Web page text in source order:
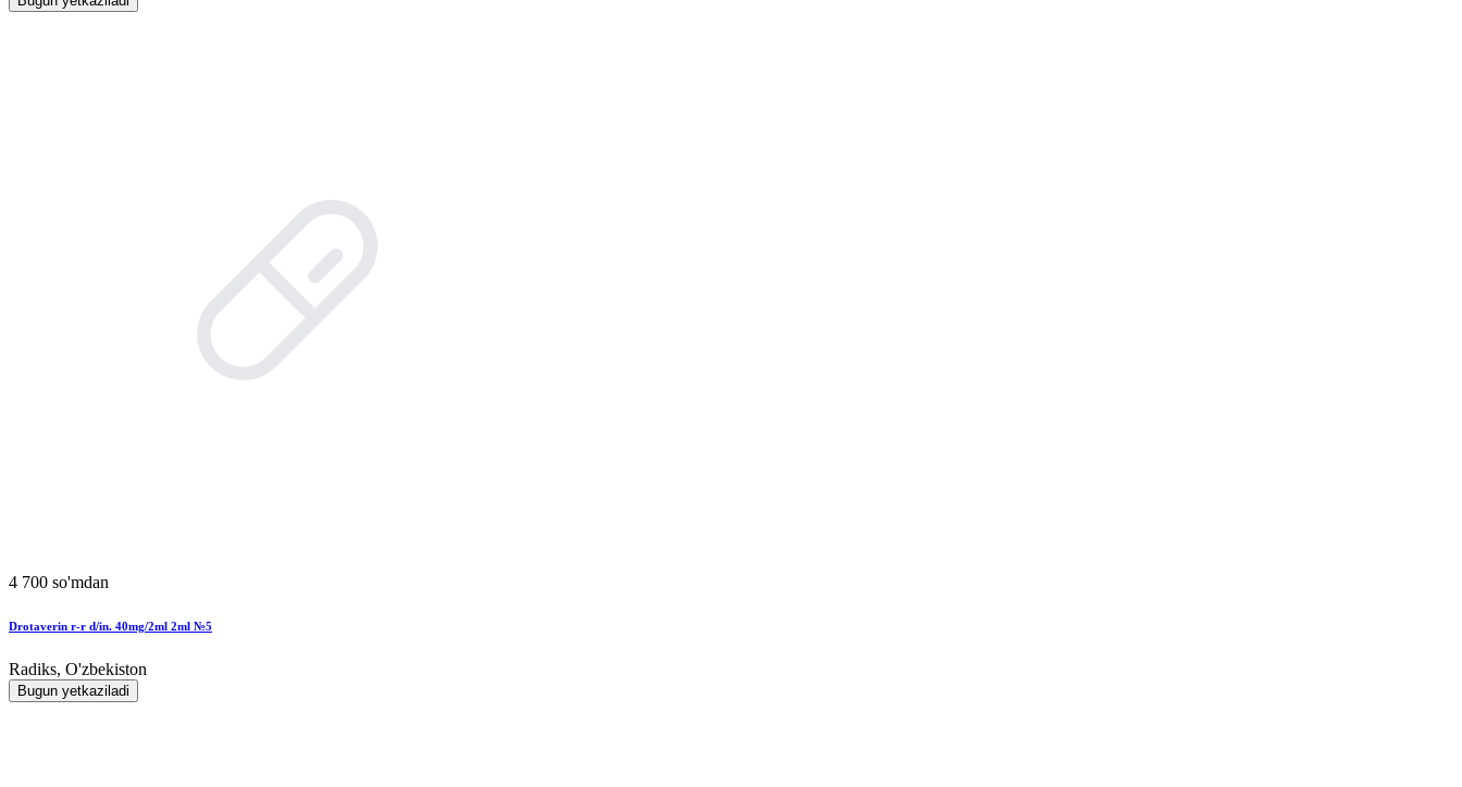
4 700 so'mdan
Drotaverin r-r d/in. 40mg/2ml 2ml №5
Radiks, O'zbekiston
Bugun yetkaziladi